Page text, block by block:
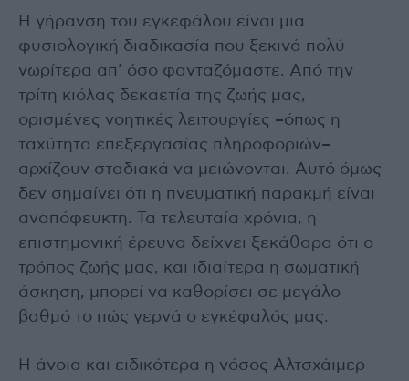
Η γήρανση του εγκεφάλου είναι μια
φυσιολογική διαδικασία που ξεκινά πολύ
νωρίτερα απ’ όσο φανταζόμαστε. Από την
τρίτη κιόλας δεκαετία της ζωής μας,
ορισμένες νοητικές λειτουργίες –όπως η
ταχύτητα επεξεργασίας πληροφοριών–
αρχίζουν σταδιακά να μειώνονται. Αυτό όμως
δεν σημαίνει ότι η πνευματική παρακμή είναι
αναπόφευκτη. Τα τελευταία χρόνια, η
επιστημονική έρευνα δείχνει ξεκάθαρα ότι ο
τρόπος ζωής μας, και ιδιαίτερα η σωματική
άσκηση, μπορεί να καθορίσει σε μεγάλο
βαθμό το πώς γερνά ο εγκέφαλός μας.
Η άνοια και ειδικότερα η νόσος Αλτσχάιμερ